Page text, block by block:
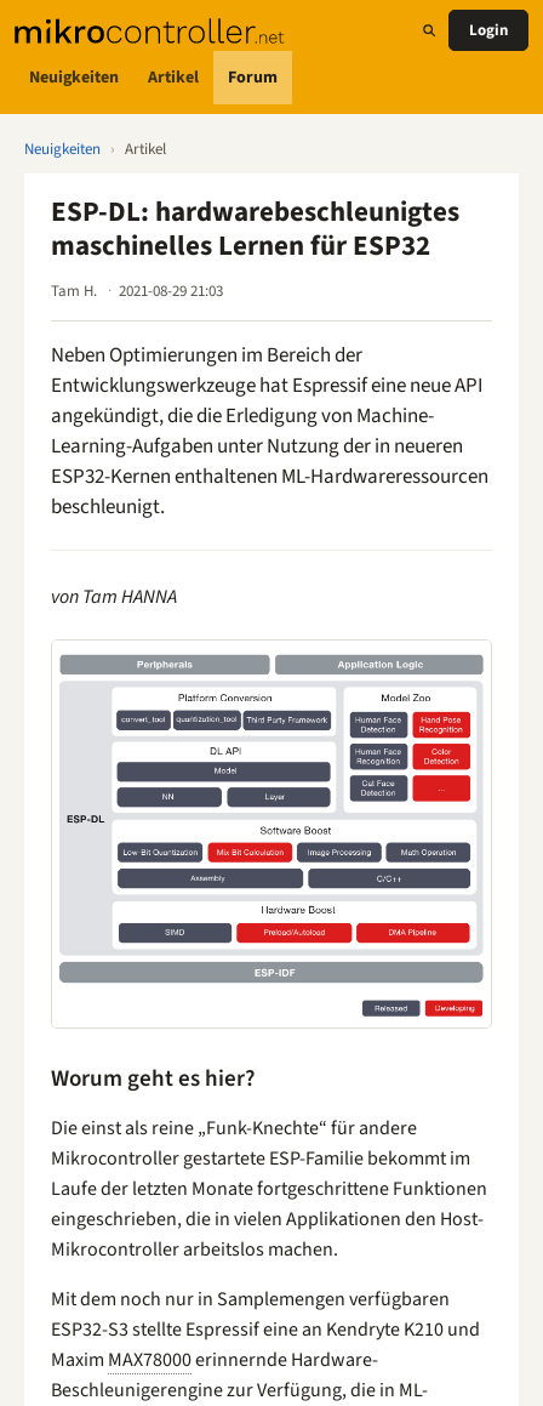
Neuigkeiten Artikel Forum
Login
Neuigkeiten › Artikel
ESP-DL: hardwarebeschleunigtes
maschinelles Lernen für ESP32
Tam H. 2021-08-29 21:03
Neben Optimierungen im Bereich der
Entwicklungswerkzeuge hat Espressif eine neue API
angekündigt, die die Erledigung von Machine-
Learning-Aufgaben unter Nutzung der in neueren
ESP32-Kernen enthaltenen ML-Hardwareressourcen
beschleunigt.
von Tam HANNA
Worum geht es hier?
Die einst als reine „Funk-Knechte“ für andere
Mikrocontroller gestartete ESP-Familie bekommt im
Laufe der letzten Monate fortgeschrittene Funktionen
eingeschrieben, die in vielen Applikationen den Host-
Mikrocontroller arbeitslos machen.
Mit dem noch nur in Samplemengen verfügbaren
ESP32-S3 stellte Espressif eine an Kendryte K210 und
Maxim MAX78000erinnernde Hardware-
Beschleunigerengine zur Verfügung, die in ML-